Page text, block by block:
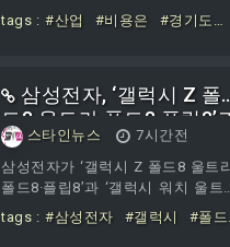
은 지방세제’에서 찾아야 한다며 세
수 구조 개편론을 꺼냈다.경기도가
tags : #산업 #비용은
#경기도
삼성전자, ‘갤럭시 Z 폴
드8 울트라·폴드8·플립8’
‘갤럭시 워치 울트라2·워치
9’ 국내 공식 출시
스타인뉴스
7시간전
삼성전자가 ‘갤럭시 Z 폴드8 울트
폴드8·플립8’과 ‘갤럭시 워치 울트라
2·워치9’을 7일부터 국내에 출시한
다.삼성전자의 ‘갤럭시 Z 폴드8 울트
tags : #삼성전자 #갤럭시
#폴드